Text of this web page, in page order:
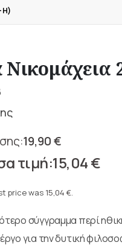
Η)
Νικομάχεια
19,90€
15,04€
price was 15,04 €.
σύγγραμμα περί
για την δυτική